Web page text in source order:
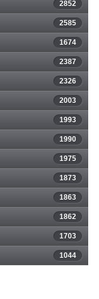
2852
2585
1674
2387
2326
2003
1993
1990
1975
1873
1863
1862
1703
1044